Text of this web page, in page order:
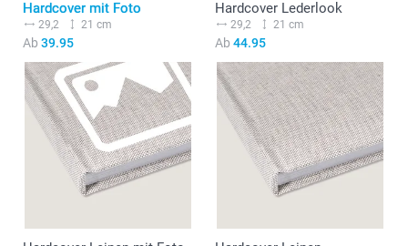
Hardcover mit Foto
29,2 21 cm
Ab 39.95
Hardcover Lederlook
29,2 21 cm
Ab 44.95